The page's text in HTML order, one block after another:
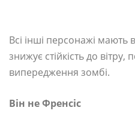
Всі інші персонажі мають
знижує стійкість до
випередження зомбі.
Він не Френсіс